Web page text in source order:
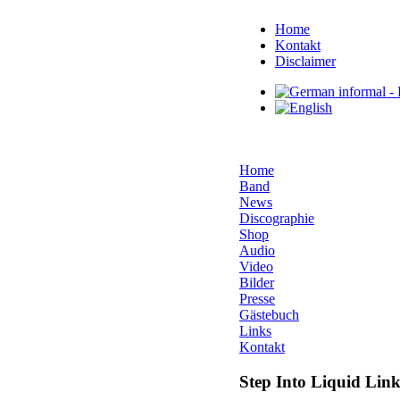
Home
Kontakt
Disclaimer
Home
Band
News
Discographie
Shop
Audio
Video
Bilder
Presse
Gästebuch
Links
Kontakt
Step Into Liquid